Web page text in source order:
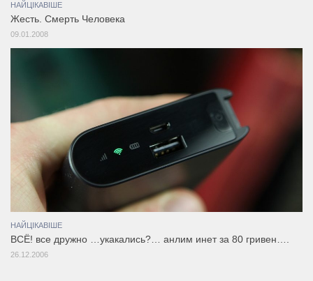
НАЙЦІКАВІШЕ
Жесть. Смерть Человека
09.01.2008
НАЙЦІКАВІШЕ
ВСЁ! все дружно …укакались?… анлим инет за 80 гривен….
26.12.2006